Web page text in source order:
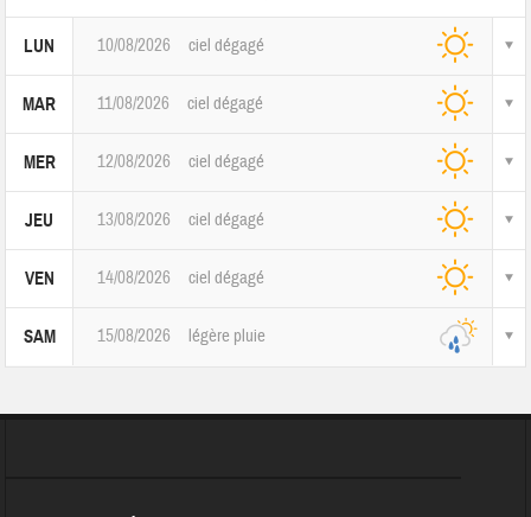
LUN 10/08/2026 ciel dégagé
MAR 11/08/2026 ciel dégagé
MER 12/08/2026 ciel dégagé
JEU 13/08/2026 ciel dégagé
VEN 14/08/2026 ciel dégagé
SAM 15/08/2026 légère pluie